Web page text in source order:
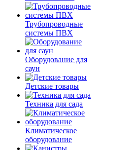
Трубопроводные
системы ПВХ
Оборудование для
саун
Детские товары
Техника для сада
Климатическое
оборудование